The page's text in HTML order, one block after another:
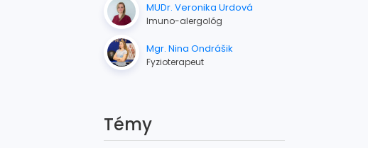
MUDr. Veronika Urdová
Imuno-alergológ
Mgr. Nina Ondrášik
Fyzioterapeut
Témy